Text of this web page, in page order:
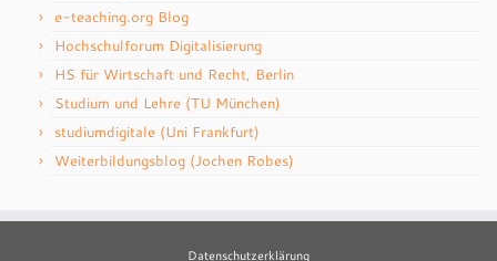
e-teaching.org Blog
Hochschulforum Digitalisierung
HS für Wirtschaft und Recht, Berlin
Studium und Lehre (TU München)
studiumdigitale (Uni Frankfurt)
Weiterbildungsblog (Jochen Robes)
Datenschutzerklärung